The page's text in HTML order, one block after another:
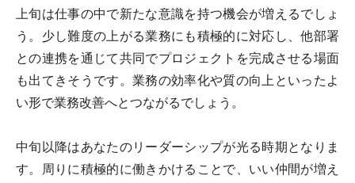
上旬は仕事の中で新たな意識を持つ機会が増えるでしょ
う。少し難度の上がる業務にも積極的に対応し、他部署
との連携を通じて共同でプロジェクトを完成させる場面
も出てきそうです。業務の効率化や質の向上といったよ
い形で業務改善へとつながるでしょう。
中旬以降はあなたのリーダーシップが光る時期となりま
す。周りに積極的に働きかけることで、いい仲間が増え